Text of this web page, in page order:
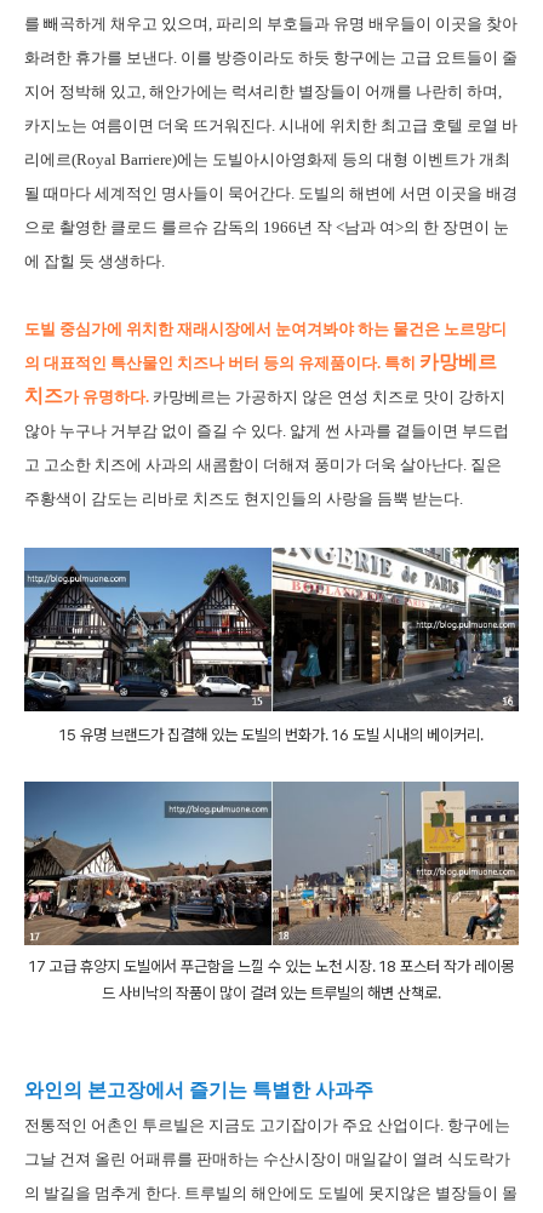
를 빼곡하게 채우고 있으며, 파리의 부호들과 유명 배우들이 이곳을 찾아
화려한 휴가를 보낸다. 이를 방증이라도 하듯 항구에는 고급 요트들이 줄
지어 정박해 있고, 해안가에는 럭셔리한 별장들이 어깨를 나란히 하며,
카지노는 여름이면 더욱 뜨거워진다. 시내에 위치한 최고급 호텔 로열 바
리에르(Royal Barriere)에는 도빌아시아영화제 등의 대형 이벤트가 개최
될 때마다 세계적인 명사들이 묵어간다. 도빌의 해변에 서면 이곳을 배경
으로 촬영한 클로드 를르슈 감독의 1966년 작 <남과 여>의 한 장면이 눈
에 잡힐 듯 생생하다.
도빌 중심가에 위치한 재래시장에서 눈여겨봐야 하는 물건은 노르망디
의 대표적인 특산물인 치즈나 버터 등의 유제품이다. 특히 카망베르
치즈가 유명하다. 카망베르는 가공하지 않은 연성 치즈로 맛이 강하지
않아 누구나 거부감 없이 즐길 수 있다. 얇게 썬 사과를 곁들이면 부드럽
고 고소한 치즈에 사과의 새콤함이 더해져 풍미가 더욱 살아난다. 짙은
주황색이 감도는 리바로 치즈도 현지인들의 사랑을 듬뿍 받는다.
15 유명 브랜드가 집결해 있는 도빌의 번화가. 16 도빌 시내의 베이커리.
17 고급 휴양지 도빌에서 푸근함을 느낄 수 있는 노천 시장. 18 포스터 작가 레이몽
드 사비낙의 작품이 많이 걸려 있는 트루빌의 해변 산책로.
와인의 본고장에서 즐기는 특별한 사과주
전통적인 어촌인 투르빌은 지금도 고기잡이가 주요 산업이다. 항구에는
그날 건져 올린 어패류를 판매하는 수산시장이 매일같이 열려 식도락가
의 발길을 멈추게 한다. 트루빌의 해안에도 도빌에 못지않은 별장들이 몰